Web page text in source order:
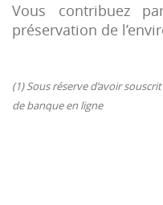
Vous contribuez
préservation de
(1) Sous réserve d’avoir
de banque en ligne